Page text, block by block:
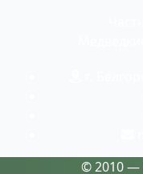
© 2010 —